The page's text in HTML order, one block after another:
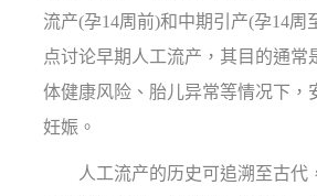
流产(孕14周前)和中期引产(孕14周
点讨论早期人工流产，其目的通常
体健康风险、胎儿异常等情况下，
妊娠。
人工流产的历史可追溯至古代